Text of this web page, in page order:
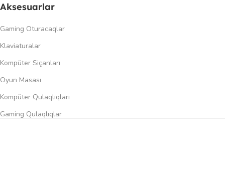
Aksesuarlar
Gaming Oturacaqlar
Klaviaturalar
Kompüter Siçanları
Oyun Masası
Kompüter Qulaqlıqları
Gaming Qulaqlıqlar